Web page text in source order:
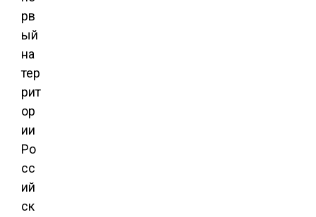
рв
ый
на
тер
рит
ор
ии
Ро
сс
ий
ск